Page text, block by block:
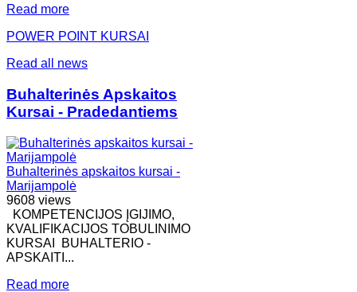
Read more
POWER POINT KURSAI
Read all news
Buhalterinės Apskaitos
Kursai - Pradedantiems
Buhalterinės apskaitos kursai -
Marijampolė
9608 views
KOMPETENCIJOS ĮGIJIMO,
KVALIFIKACIJOS TOBULINIMO
KURSAI BUHALTERIO -
APSKAITI...
Read more